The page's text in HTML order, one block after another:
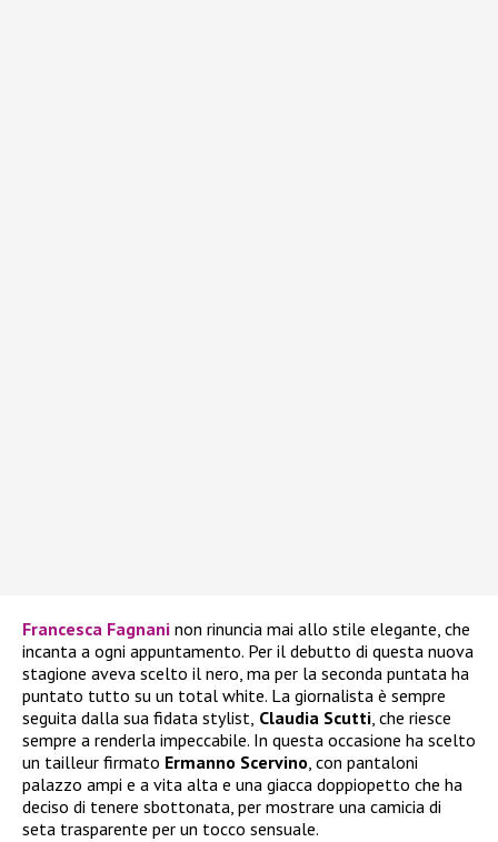
Francesca Fagnani non rinuncia mai allo stile elegante, che
incanta a ogni appuntamento. Per il debutto di questa nuova
stagione aveva scelto il nero, ma per la seconda puntata ha
puntato tutto su un total white. La giornalista è sempre
seguita dalla sua fidata stylist, Claudia Scutti, che riesce
sempre a renderla impeccabile. In questa occasione ha scelto
un tailleur firmato Ermanno Scervino, con pantaloni
palazzo ampi e a vita alta e una giacca doppiopetto che ha
deciso di tenere sbottonata, per mostrare una camicia di
seta trasparente per un tocco sensuale.